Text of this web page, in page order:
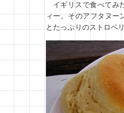
イギリスで食べてみ
ィー。そのアフタヌー
とたっぷりのストロベ